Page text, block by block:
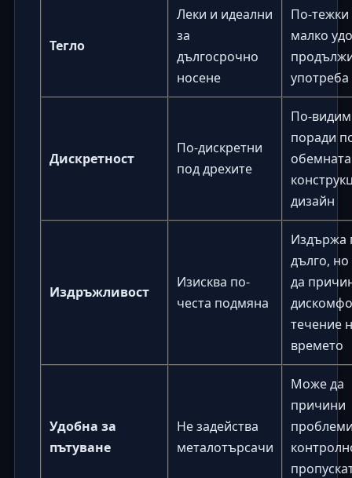
Тегло
Леки и идеални
за
дългосрочно
носене
По-тежки
малко
употреба
Дискретност
По-дискретни
под дрехите
По-
поради
дизайн
Издръжливост
Изисква по-
честа подмяна
Издържа
дълго,
да
течение
времето
Удобна за
пътуване
Не задейства
металотърсачи
Може да
причини